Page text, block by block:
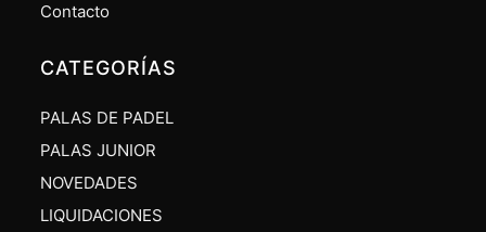
Contacto
CATEGORÍAS
PALAS DE PADEL
PALAS JUNIOR
NOVEDADES
LIQUIDACIONES